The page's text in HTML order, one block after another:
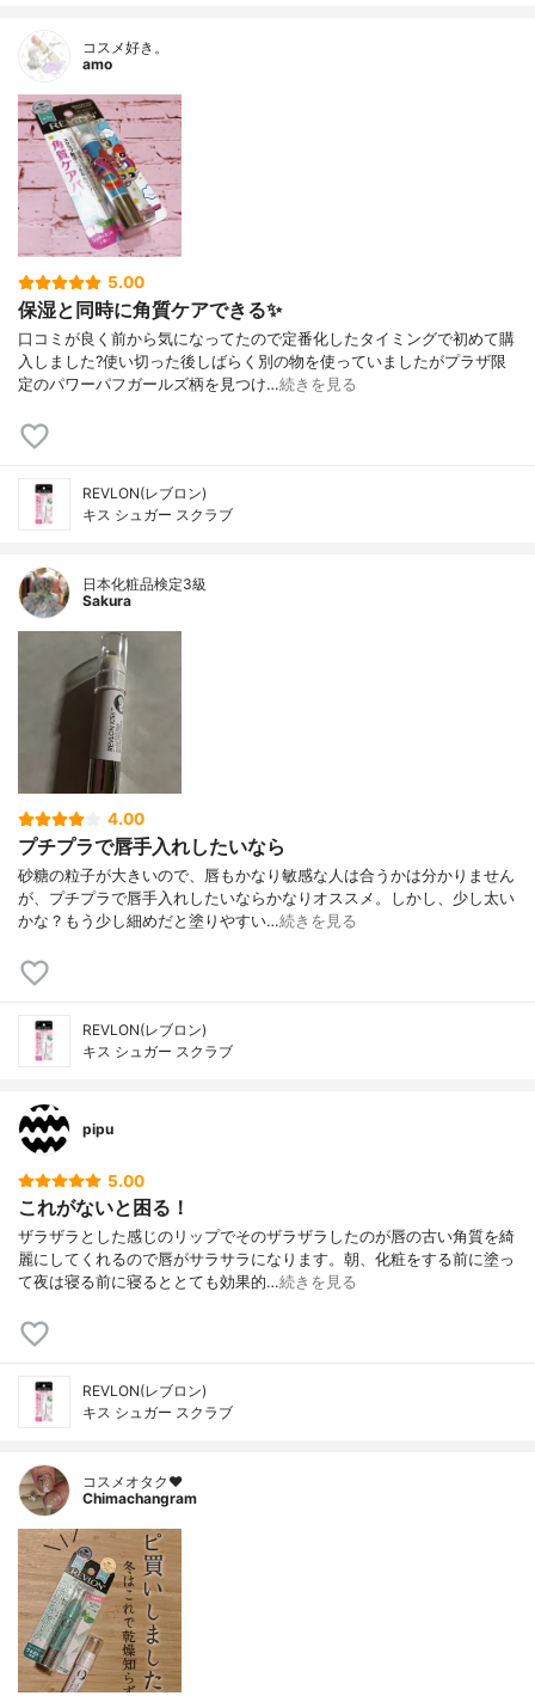
コスメ好き。
amo
5.00
保湿と同時に角質ケアできる✨
口コミが良く前から気になってたので定番化したタイミングで初めて購
入しました?使い切った後しばらく別の物を使っていましたがプラザ限
定のパワーパフガールズ柄を見つけ…続きを見る
REVLON(レブロン)
キス シュガー スクラブ
日本化粧品検定3級
Sakura
4.00
プチプラで唇手入れしたいなら
砂糖の粒子が大きいので、唇もかなり敏感な人は合うかは分かりません
が、プチプラで唇手入れしたいならかなりオススメ。しかし、少し太い
かな？もう少し細めだと塗りやすい…続きを見る
REVLON(レブロン)
キス シュガー スクラブ
pipu
5.00
これがないと困る！
ザラザラとした感じのリップでそのザラザラしたのが唇の古い角質を綺
麗にしてくれるので唇がサラサラになります。朝、化粧をする前に塗っ
て夜は寝る前に寝るととても効果的…続きを見る
REVLON(レブロン)
キス シュガー スクラブ
コスメオタク♥︎
Chimachangram